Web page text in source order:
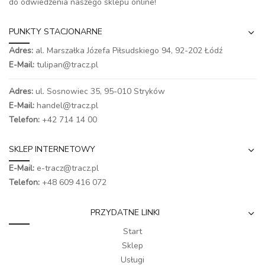
PUNKTY STACJONARNE
Adres: al. Marszałka Józefa Piłsudskiego 94, 92-202 Łódź
E-Mail: tulipan@tracz.pl
Adres: ul. Sosnowiec 35, 95-010 Stryków
E-Mail: handel@tracz.pl
Telefon: +42 714 14 00
SKLEP INTERNETOWY
E-Mail: e-tracz@tracz.pl
Telefon: +48 609 416 072
PRZYDATNE LINKI
Start
Sklep
Usługi